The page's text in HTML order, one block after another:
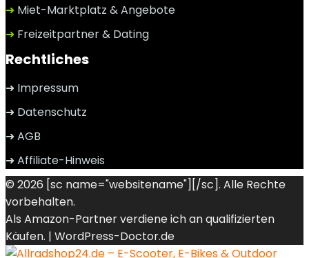
➜ Miet-Marktplatz & Angebote
➜ Freizeitpartner & Dating
Rechtliches
➜ Impressum
➜ Datenschutz
➜ AGB
➜ Affiliate-Hinweis
© 2026 [sc name="websitename"][/sc]. Alle Rechte
vorbehalten.
Als Amazon-Partner verdiene ich an qualifizierten
Käufen. | WordPress-Doctor.de